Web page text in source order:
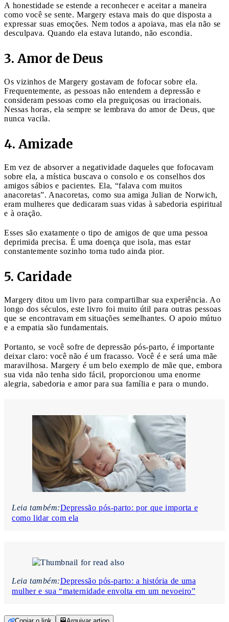
A honestidade se estende a reconhecer e aceitar a maneira
como você se sente. Margery estava mais do que disposta a
expressar suas emoções. Nem todos a apoiava, mas ela não se
desculpava. Quando ela estava lutando, não escondia.
3. Amor de Deus
Os vizinhos de Margery gostavam de fofocar sobre ela.
Frequentemente, as pessoas não entendem a depressão e
consideram pessoas como ela preguiçosas ou irracionais.
Nessas horas, ela sempre se lembrava do amor de Deus, que
nunca vacila.
4. Amizade
Em vez de absorver a negatividade daqueles que fofocavam
sobre ela, a mística buscava o consolo e os conselhos dos
amigos sábios e pacientes. Ela, “falava com muitos
anacoretas”. Anacoretas, como sua amiga Julian de Norwich,
eram mulheres que dedicaram suas vidas à sabedoria espiritual
e à oração.
Esses são exatamente o tipo de amigos de que uma pessoa
deprimida precisa. É uma doença que isola, mas estar
constantemente sozinho torna tudo ainda pior.
5. Caridade
Margery ditou um livro para compartilhar sua experiência. Ao
longo dos séculos, este livro foi muito útil para outras pessoas
que se encontravam em situações semelhantes. O apoio mútuo
e a empatia são fundamentais.
Portanto, se você sofre de depressão pós-parto, é importante
deixar claro: você não é um fracasso. Você é e será uma mãe
maravilhosa. Margery é um belo exemplo de mãe que, embora
sua vida não tenha sido fácil, proporcionou uma enorme
alegria, sabedoria e amor para sua família e para o mundo.
Leia também:Depressão pós-parto: por que importa e
como lidar com ela
Leia também:Depressão pós-parto: a história de uma
mulher e sua “maternidade envolta em um nevoeiro”